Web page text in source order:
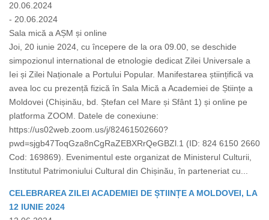
20.06.2024
- 20.06.2024
Sala mică a AȘM și online
Joi, 20 iunie 2024, cu începere de la ora 09.00, se deschide
simpozionul international de etnologie dedicat Zilei Universale a
Iei și Zilei Naționale a Portului Popular. Manifestarea științifică va
avea loc cu prezență fizică în Sala Mică a Academiei de Științe a
Moldovei (Chișinău, bd. Ștefan cel Mare și Sfânt 1) și online pe
platforma ZOOM. Datele de conexiune:
https://us02web.zoom.us/j/82461502660?
pwd=sjgb47ToqGza8nCgRaZEBXRrQeGBZl.1 (ID: 824 6150 2660
Cod: 169869). Evenimentul este organizat de Ministerul Culturii,
Institutul Patrimoniului Cultural din Chișinău, în parteneriat cu...
CELEBRAREA ZILEI ACADEMIEI DE ȘTIINȚE A MOLDOVEI, LA
12 IUNIE 2024